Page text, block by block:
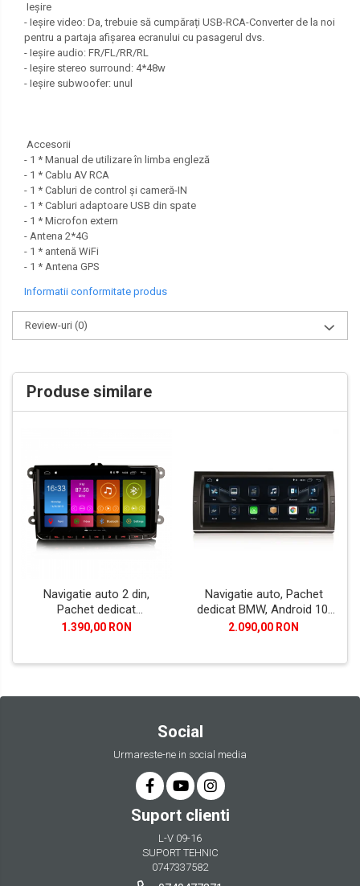
Ieșire
- Ieșire video: Da, trebuie să cumpărați USB-RCA-Converter de la noi
pentru a partaja afișarea ecranului cu pasagerul dvs.
- Ieșire audio: FR/FL/RR/RL
- Ieșire stereo surround: 4*48w
- Ieșire subwoofer: unul
Accesorii
- 1 * Manual de utilizare în limba engleză
- 1 * Cablu AV RCA
- 1 * Cabluri de control și cameră-IN
- 1 * Cabluri adaptoare USB din spate
- 1 * Microfon extern
- Antena 2*4G
- 1 * antenă WiFi
- 1 * Antena GPS
Informatii conformitate produs
Review-uri (0)
Produse similare
Navigatie auto 2 din,
Pachet dedicat
VW/SEAT/SKODA, Android
1.390,00 RON
Navigatie auto, Pachet
dedicat BMW, Android 10,
GPS, WIFI,DAB+, 2GB RAM,
2.090,00 RON
Social
Urmareste-ne in social media
Suport clienti
L-V 09-16
SUPORT TEHNIC
0747337582